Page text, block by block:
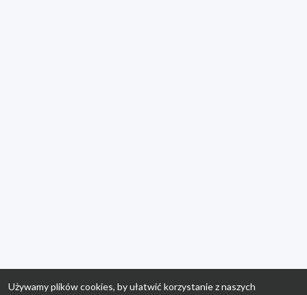
Używamy plików cookies, by ułatwić korzystanie z naszych